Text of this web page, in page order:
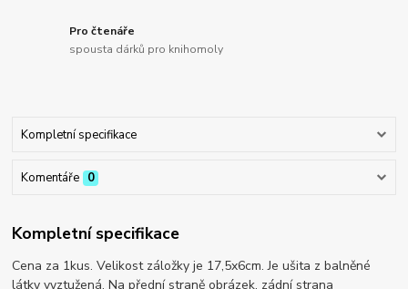
Pro čtenáře
spousta dárků pro knihomoly
Kompletní specifikace
Komentáře 0
Kompletní specifikace
Cena za 1kus. Velikost záložky je 17,5x6cm. Je ušita z balněné
látky vyztužená. Na přední straně obrázek, zádní strana